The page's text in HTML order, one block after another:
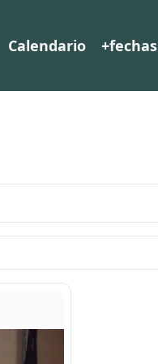
Calendario +fechas